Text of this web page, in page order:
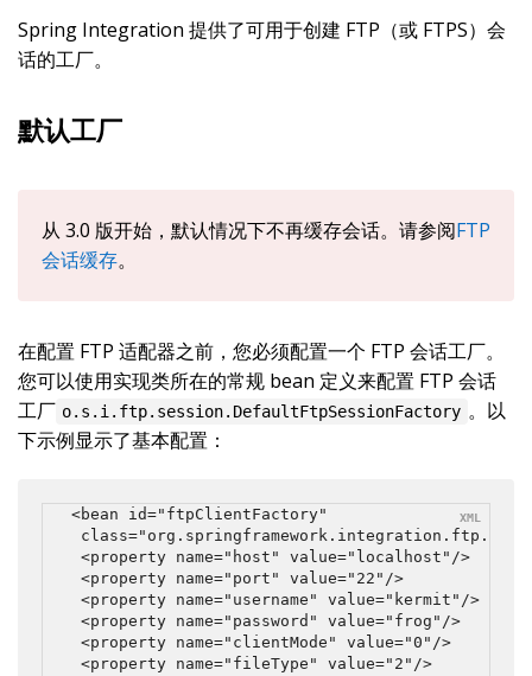
Spring Integration 提供了可用于创建 FTP（或 FTPS）会
话的工厂。
默认工厂
从 3.0 版开始，默认情况下不再缓存会话。请参阅FTP
会话缓存。
在配置 FTP 适配器之前，您必须配置一个 FTP 会话工厂。
您可以使用实现类所在的常规 bean 定义来配置 FTP 会话
工厂 o.s.i.ftp.session.DefaultFtpSessionFactory 。以
下示例显示了基本配置：
<bean id="ftpClientFactory"
    <property name="host" value="localhost"/>
    <property name="port" value="22"/>
    <property name="username" value="kermit"/>
    <property name="password" value="frog"/>
    <property name="clientMode" value="0"/>
    <property name="fileType" value="2"/>